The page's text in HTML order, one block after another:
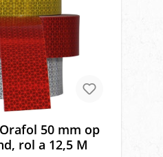
50 mm op
rol a 12,5 M